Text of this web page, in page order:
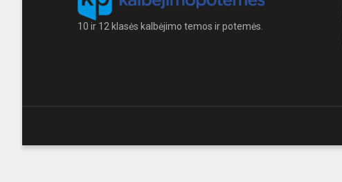
10 ir 12 klasės kalbėjimo temos ir potemės.